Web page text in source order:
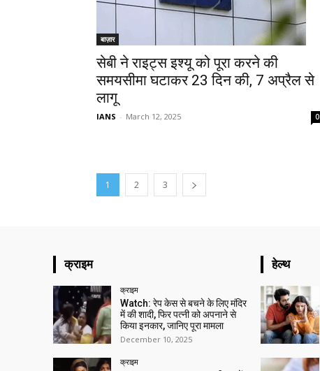
बाज़ार
सेबी ने राइट्स इश्यू को पूरा करने की
समयसीमा घटाकर 23 दिन की, 7 अप्रैल से
लागू
IANS - March 12, 2025 0
1 2 3
क्राइम
क्राइम
Watch: रेप केस से बचने के लिए मंदिर
में की शादी, फिर पत्नी को अपनाने से
किया इनकार, जानिए पूरा मामला
December 10, 2025
क्राइम
हेल्थ